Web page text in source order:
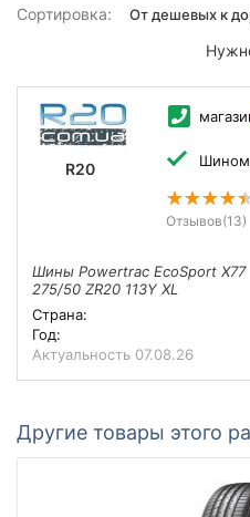
Сортировка:
R20
Отзывов(13)
Шины Powertrac EcoSport X77
275/50 ZR20 113Y XL
Страна:
Год:
Актуальность 07.08.26
Другие товары этого